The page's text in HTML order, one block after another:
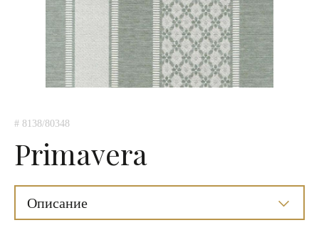
# 8138/80348
Primavera
Описание